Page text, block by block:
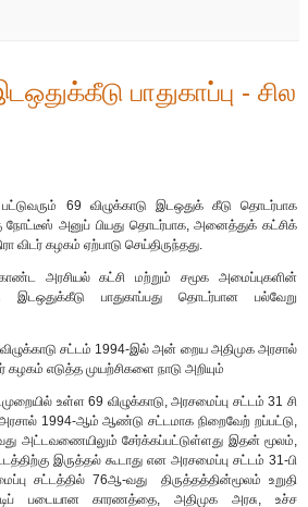
பாதுகாப்பு - சில
69 விழுக்காடு இடஒதுக் கீடு தொடர்பாக
நோட்டீஸ் அனுப் பியது தொடர்பாக, அனைத்துக் கட்சிக்
விடர் கழகம் ஏற்பாடு செய்திருந்தது.
அரசியல் கட்சி மற்றும் சமூக அமைப்புகளின்
இடஒதுக்கீடு பாதுகாப்பது தொடர்பான பல்வேறு
சட்டம் 1994-இல் அன் றைய அதிமுக அரசால்
கழகம் எடுத்த முயற்சிகளை நாடு அறியும்
உள்ள 69 விழுக்காடு, அரசமைப்பு சட்டம் 31 சி
அரசால் 1994-ஆம் ஆண்டு சட்டமாக நிறைவேற் றப்பட்டு,
அட்டவணையிலும் சேர்க்கப்பட்டுள்ளது இதன் மூலம்,
இருத்தல் கூடாது என அரசமைப்பு சட்டம் 31-பி
சட்டத்தில் 76ஆ-வது திருத்தத்தின்மூலம் உறுதி
படையான காரணத்தை, அதிமுக அரசு, உச்ச